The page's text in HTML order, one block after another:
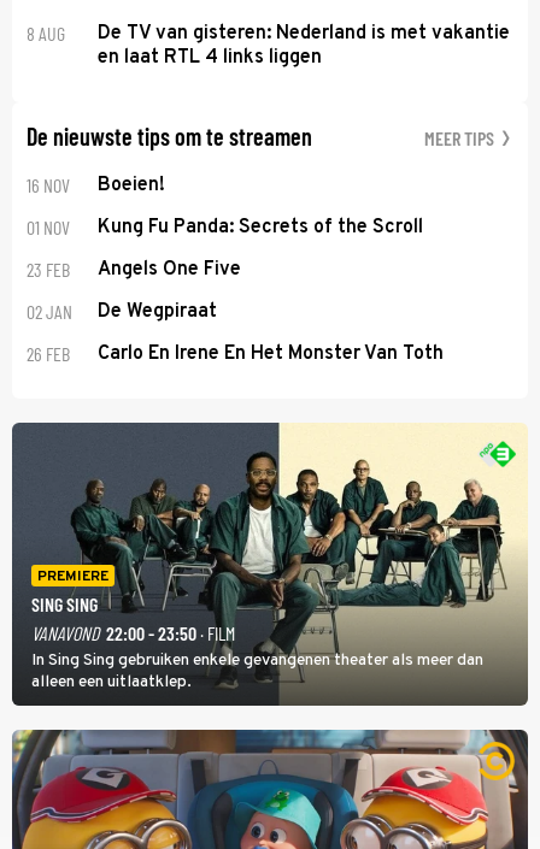
8 AUG
De TV van gisteren: Nederland is met vakantie
en laat RTL 4 links liggen
De nieuwste tips om te streamen MEER TIPS
16 NOV Boeien!
01 NOV Kung Fu Panda: Secrets of the Scroll
23 FEB Angels One Five
02 JAN De Wegpiraat
26 FEB Carlo En Irene En Het Monster Van Toth
PREMIERE
SING SING
VANAVOND 22:00 - 23:50· FILM
In Sing Sing gebruiken enkele gevangenen theater als meer dan
alleen een uitlaatklep.